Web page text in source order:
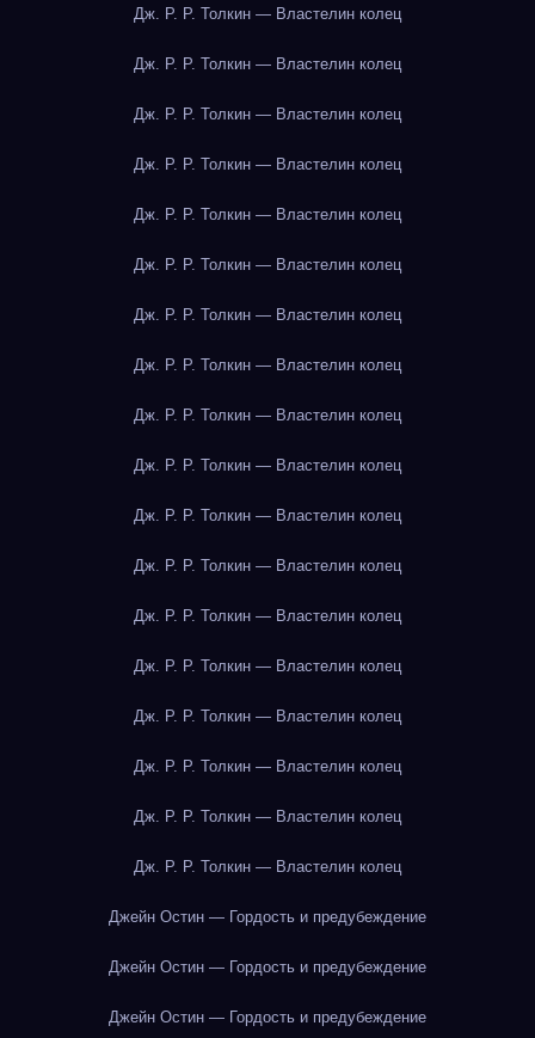
Дж. Р. Р. Толкин — Властелин колец
Дж. Р. Р. Толкин — Властелин колец
Дж. Р. Р. Толкин — Властелин колец
Дж. Р. Р. Толкин — Властелин колец
Дж. Р. Р. Толкин — Властелин колец
Дж. Р. Р. Толкин — Властелин колец
Дж. Р. Р. Толкин — Властелин колец
Дж. Р. Р. Толкин — Властелин колец
Дж. Р. Р. Толкин — Властелин колец
Дж. Р. Р. Толкин — Властелин колец
Дж. Р. Р. Толкин — Властелин колец
Дж. Р. Р. Толкин — Властелин колец
Дж. Р. Р. Толкин — Властелин колец
Дж. Р. Р. Толкин — Властелин колец
Дж. Р. Р. Толкин — Властелин колец
Дж. Р. Р. Толкин — Властелин колец
Дж. Р. Р. Толкин — Властелин колец
Дж. Р. Р. Толкин — Властелин колец
Джейн Остин — Гордость и предубеждение
Джейн Остин — Гордость и предубеждение
Джейн Остин — Гордость и предубеждение